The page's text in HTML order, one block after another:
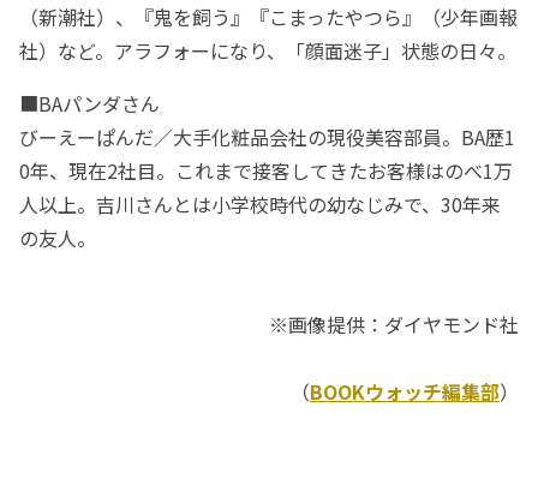
（新潮社）、『鬼を飼う』『こまったやつら』（少年画報
社）など。アラフォーになり、「顔面迷子」状態の日々。
■BAパンダさん
びーえーぱんだ／大手化粧品会社の現役美容部員。BA歴1
0年、現在2社目。これまで接客してきたお客様はのべ1万
人以上。吉川さんとは小学校時代の幼なじみで、30年来
の友人。
※画像提供：ダイヤモンド社
（BOOKウォッチ編集部）